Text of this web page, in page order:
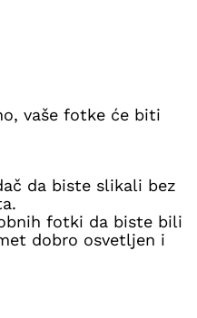
vaše fotke će biti
da biste slikali bez
fotki da biste bili
dobro osvetljen i